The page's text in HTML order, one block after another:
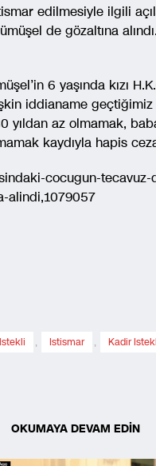
edilmesiyle ilgili
de gözaltına
6 yaşında kızı
iddianame
az olmamak,
kaydıyla hapis
cocugun-
alindi,1079057
Istekli , Istismar , Kadir
OKUMAYA DEVAM EDİN